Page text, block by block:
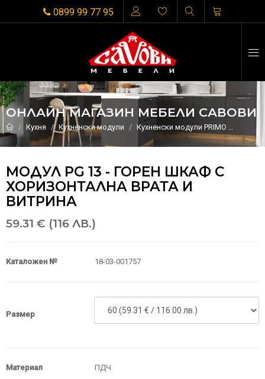
0899 99 77 95
ОНЛАЙН МАГАЗИН МЕБЕЛИ САВОВИ
Кухня Кухненски модули Кухненски модули PRIMO
МОДУЛ PG 13 - ГОРЕН ШКАФ С
ХОРИЗОНТАЛНА ВРАТА И
ВИТРИНА
59.31 € (116 ЛВ.)
Каталожен № 18-03-001757
Размер
Материал
ПДЧ